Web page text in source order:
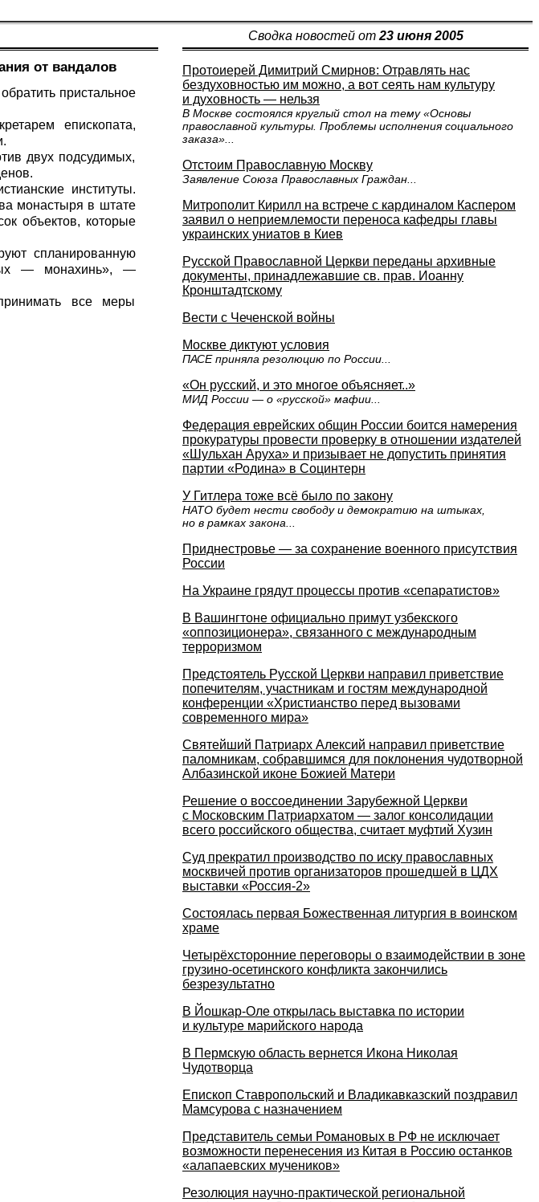
Сводка новостей от 23 июня 2005
от вандалов
пристальное
епископата,
двух подсудимых,
институты.
монастыря в штате
объектов, которые
спланированную
— монахинь», —
все меры
Протоиерей Димитрий Смирнов: Отравлять нас
бездуховностью им можно, а вот сеять нам культуру
и духовность — нельзя
В Москве состоялся круглый стол на тему «Основы
православной культуры. Проблемы исполнения социального
заказа»...
Отстоим Православную Москву
Заявление Союза Православных Граждан...
Митрополит Кирилл на встрече с кардиналом Каспером
заявил о неприемлемости переноса кафедры главы
украинских униатов в Киев
Русской Православной Церкви переданы архивные
документы, принадлежавшие св. прав. Иоанну
Кронштадтскому
Вести с Чеченской войны
Москве диктуют условия
ПАСЕ приняла резолюцию по России...
«Он русский, и это многое объясняет..»
МИД России — о «русской» мафии...
Федерация еврейских общин России боится намерения
прокуратуры провести проверку в отношении издателей
«Шульхан Аруха» и призывает не допустить принятия
партии «Родина» в Социнтерн
У Гитлера тоже всё было по закону
НАТО будет нести свободу и демократию на штыках,
но в рамках закона...
Приднестровье — за сохранение военного присутствия
России
На Украине грядут процессы против «сепаратистов»
В Вашингтоне официально примут узбекского
«оппозиционера», связанного с международным
терроризмом
Предстоятель Русской Церкви направил приветствие
попечителям, участникам и гостям международной
конференции «Христианство перед вызовами
современного мира»
Святейший Патриарх Алексий направил приветствие
паломникам, собравшимся для поклонения чудотворной
Албазинской иконе Божией Матери
Решение о воссоединении Зарубежной Церкви
с Московским Патриархатом — залог консолидации
всего российского общества, считает муфтий Хузин
Суд прекратил производство по иску православных
москвичей против организаторов прошедшей в ЦДХ
выставки «Россия-2»
Состоялась первая Божественная литургия в воинском
храме
Четырёхсторонние переговоры о взаимодействии в зоне
грузино-осетинского конфликта закончились
безрезультатно
В Йошкар-Оле открылась выставка по истории
и культуре марийского народа
В Пермскую область вернется Икона Николая
Чудотворца
Епископ Ставропольский и Владикавказский поздравил
Мамсурова с назначением
Представитель семьи Романовых в РФ не исключает
возможности перенесения из Китая в Россию останков
«алапаевских мучеников»
Резолюция научно-практической региональной